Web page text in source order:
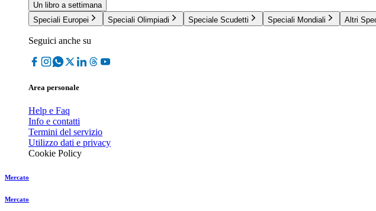
Un libro a settimana
Speciali Europei
Speciali Olimpiadi Speciale Scudetti Speciali Mondiali Altri
Seguici anche su
Area personale
Help e Faq
Info e contatti
Termini del servizio
Utilizzo dati e privacy
Cookie Policy
Mercato
Mercato